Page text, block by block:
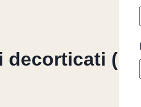
decorticati